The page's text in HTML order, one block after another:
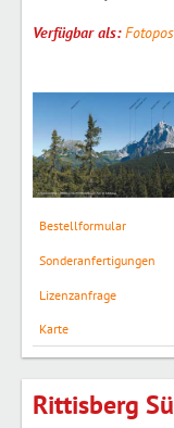
Verfügbar als:
Bestellformular
Sonderanfertigungen
Lizenzanfrage
Karte
Rittisberg